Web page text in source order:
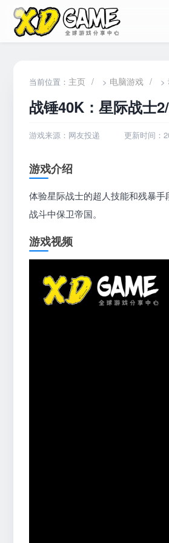
当前位置： 主页 / > 电脑游戏 / >
战锤40K：星际战士
游戏来源：网友投递 更新时间：
游戏介绍
体验星际战士的超人技能和残暴
战斗中保卫帝国。
游戏视频